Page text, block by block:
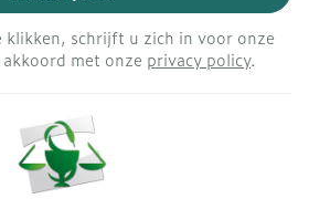
klikken, schrijft u zich in voor onze
met onze privacy policy.